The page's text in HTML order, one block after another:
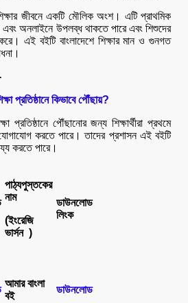
জীবনে একটি মৌলিক অংশ। এটি প্রাথমিক
এবং অনলাইনে উপলব্ধ থাকতে পারে এবং শিশুদের
এই বইটি বাংলাদেশে শিক্ষার মান ও গুনগত
প্রতিষ্ঠানে কিভাবে পৌঁছায়?
প্রতিষ্ঠানে পৌঁছানোর জন্য শিক্ষার্থীরা প্রথমে
যোগাযোগ করতে পারে। তাদের প্রশাসন এই বইটি
করতে পারে।
পাঠ্যপুস্তকের
নাম
(ইংরেজি
ভার্সন )
ডাউনলোড
লিংক
আমার বাংলা
বই
ডাউনলোড